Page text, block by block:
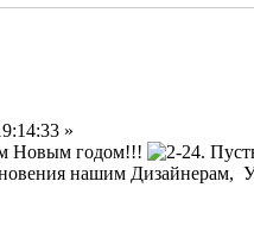
»
Новым годом!!!
.
нашим Дизайнерам,